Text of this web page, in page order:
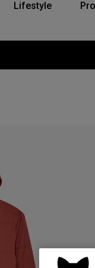
Lifestyle